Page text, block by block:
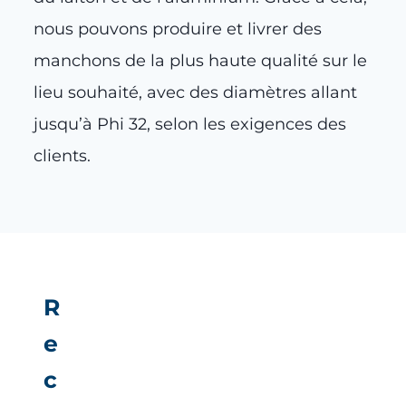
nous pouvons produire et livrer des
manchons de la plus haute qualité sur le
lieu souhaité, avec des diamètres allant
jusqu’à Phi 32, selon les exigences des
clients.
R
e
c